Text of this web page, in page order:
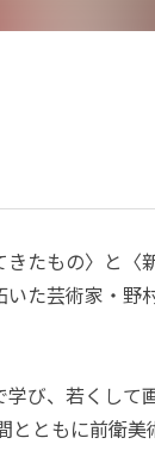
たもの〉と〈
た芸術家・野
び、若くして
とともに前衛